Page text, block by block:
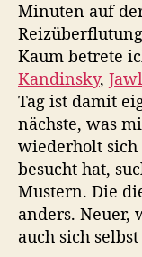
Minuten auf
Kaum betrete
Kandinsky,
Tag ist damit
nächste, was
wiederholt
besucht hat,
Mustern. Die
anders.
auch sich